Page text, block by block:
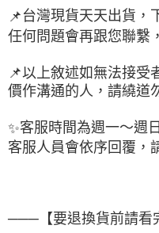
📌 台灣現貨天天出貨，
任何問題會再跟您聯繫
📌以上敘述如無法接受
價作溝通的人，請繞道
✨客服時間為週一～週日
客服人員會依序回覆，
───【要退換貨前請